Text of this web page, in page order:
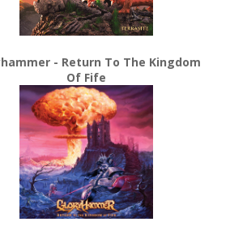
- Return To The Kingdom
Of Fife